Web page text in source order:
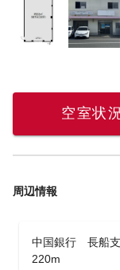
空室状
周辺情報
中国銀行 長船
220m